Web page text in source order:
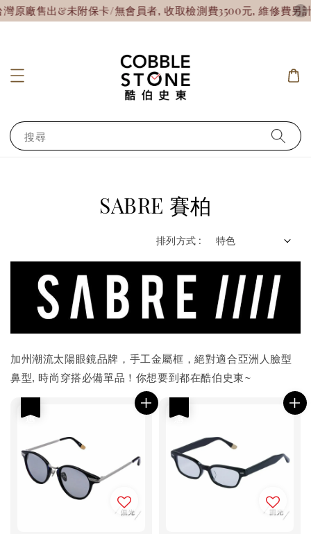
廠售出&未附保卡/無會員者, 收取檢測費3500元, 維修費另計!
搜尋
SABRE 賽柏
排列方式 :
加州潮流太陽眼鏡品牌，手工金屬框，絕對適合亞洲人臉型
鼻型, 時尚穿搭必備單品！你想要到都在酷伯史東~